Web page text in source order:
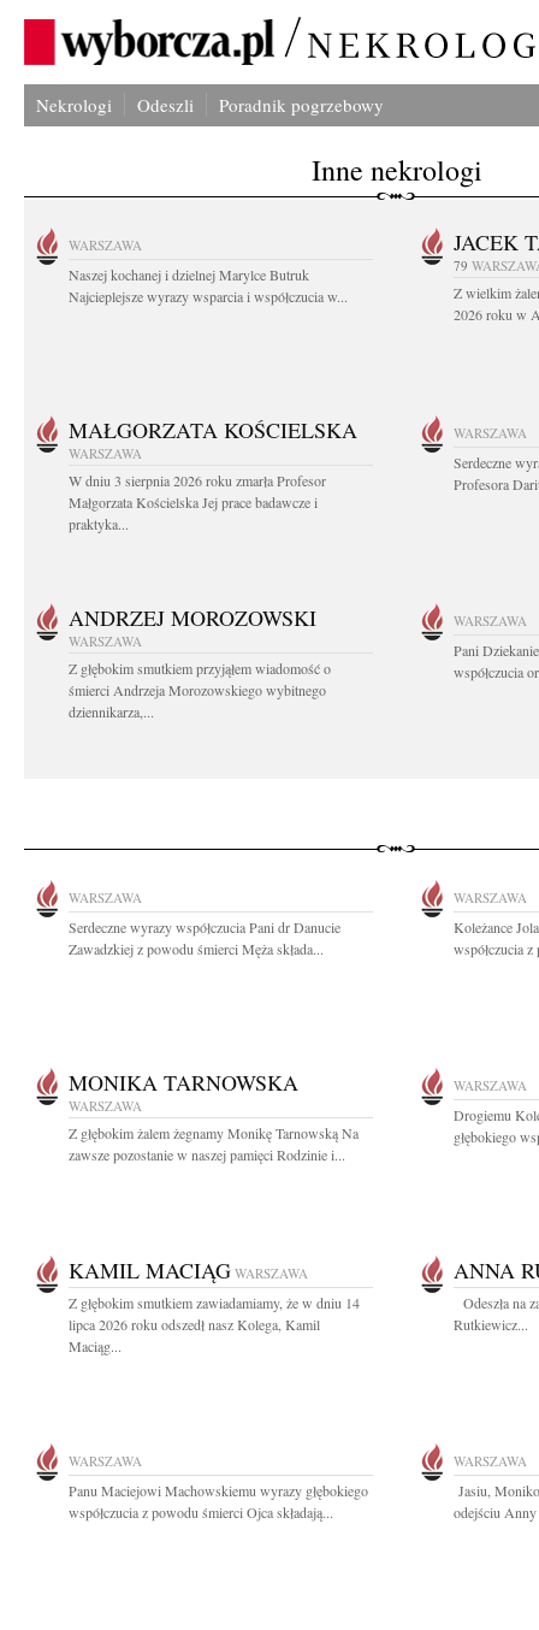
Nekrologi Odeszli Poradnik pogrzebowy
Inne nekrologi
WARSZAWA
Naszej kochanej i dzielnej Marylce Butruk
Najcieplejsze wyrazy wsparcia i współczucia w...
JACEK
79
Z wielkim
2026 roku w
MAŁGORZATA KOŚCIELSKA
WARSZAWA
W dniu 3 sierpnia 2026 roku zmarła Profesor
Małgorzata Kościelska Jej prace badawcze i
praktyka...
WARSZAWA
Serdeczne
Profesora
ANDRZEJ MOROZOWSKI
WARSZAWA
Z głębokim smutkiem przyjąłem wiadomość o
śmierci Andrzeja Morozowskiego wybitnego
dziennikarza,...
WARSZAWA
Pani
współczucia
WARSZAWA
Serdeczne wyrazy współczucia Pani dr Danucie
Zawadzkiej z powodu śmierci Męża składa...
WARSZAWA
Koleżance
współczucia
MONIKA TARNOWSKA
WARSZAWA
Z głębokim żalem żegnamy Monikę Tarnowską Na
zawsze pozostanie w naszej pamięci Rodzinie i...
WARSZAWA
Drogiemu
głębokiego
KAMIL MACIĄG WARSZAWA
Z głębokim smutkiem zawiadamiamy, że w dniu 14
lipca 2026 roku odszedł nasz Kolega, Kamil
Maciąg...
ANNA
Odeszła na
Rutkiewicz...
WARSZAWA
Panu Maciejowi Machowskiemu wyrazy głębokiego
współczucia z powodu śmierci Ojca składają...
WARSZAWA
Jasiu,
odejściu